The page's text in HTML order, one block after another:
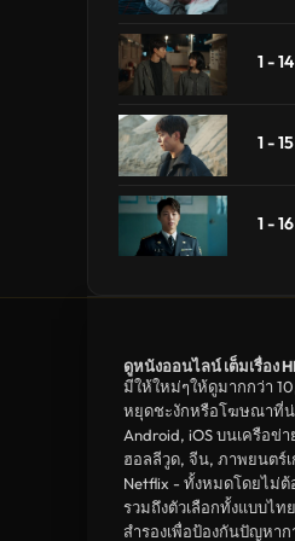
1 - 14
1 - 15
1 - 16
ดูหนังออนไลน์ เต็มเรื่อง
มีให้ใหม่ๆให้ดูมากกว่า
หยุดชะงักหรือโฆษณาที่น่
Android, iOS บนเครือข่
ฮอลลีวูด, จีน, ภาพยนตร์
Netflix - ทั้งหมดโดยไม่ต้
รวมถึงตัวเลือกทั้งแบบไ
สำรองเพื่อป้องกันปัญหา